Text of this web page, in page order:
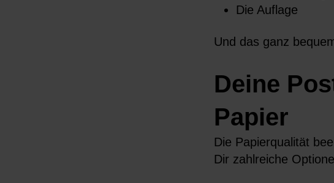
Die Auflage
Und das ganz
Deine
Papier
Die Papierqualität
Dir zahlreiche